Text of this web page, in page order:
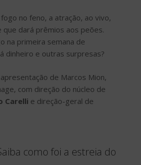
no feno, a atração, ao vivo,
que dará prêmios aos peões.
na primeira semana de
dinheiro e outras surpresas?
de Marcos Mion,
com direção do núcleo de
Carelli e direção-geral de
como foi a estreia do